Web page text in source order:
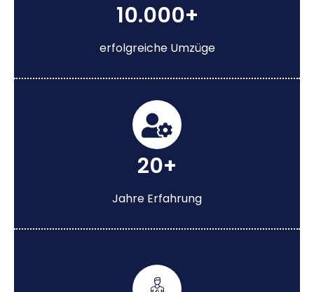
10.000+
erfolgreiche Umzüge
20+
Jahre Erfahrung